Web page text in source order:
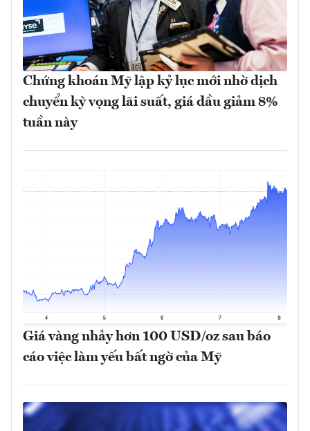
Chứng khoán Mỹ lập kỷ lục mới nhờ dịch
chuyển kỳ vọng lãi suất, giá dầu giảm 8%
tuần này
Giá vàng nhảy hơn 100 USD/oz sau báo
cáo việc làm yếu bất ngờ của Mỹ